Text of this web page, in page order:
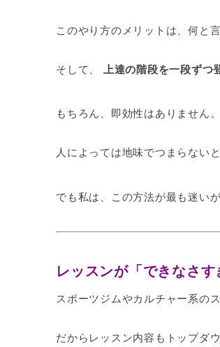
このやり方のメリットは、何と
そして、 上達の階段を一段ずつ
もちろん、即効性はありません。
人によっては地味でつまらない
でも私は、この方法が最も迷い
レッスンが「できなさす
スポーツジムやカルチャー系の
だからレッスン内容もトップダ